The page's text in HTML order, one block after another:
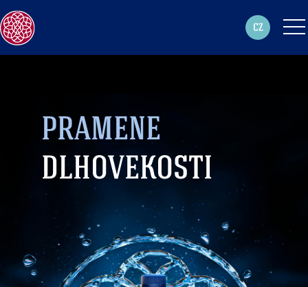
CZ
PRAMENE
DLHOVEKOSTI